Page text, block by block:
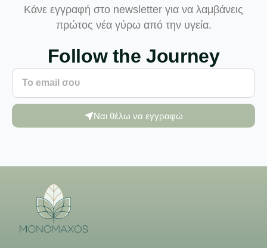
Κάνε εγγραφή στο newsletter για να λαμβάνεις
πρώτος νέα γύρω από την υγεία.
Follow the Journey
Ναι θέλω να εγγραφώ